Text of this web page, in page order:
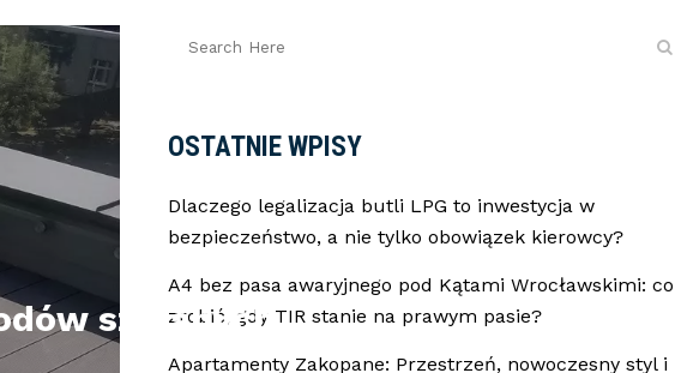
szklanych
OSTATNIE WPISY
Dlaczego legalizacja butli LPG to inwestycja w
bezpieczeństwo, a nie tylko obowiązek kierowcy?
A4 bez pasa awaryjnego pod Kątami Wrocławskimi: co
zrobić, gdy TIR stanie na prawym pasie?
Apartamenty Zakopane: Przestrzeń, nowoczesny styl i